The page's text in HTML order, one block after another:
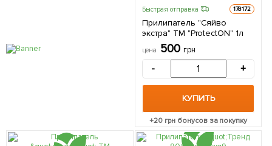
Быстрая отправка 178172
Прилипатель "Сяйво
экстра" ТМ "ProtectON" 1л
цена 500 грн
- +
КУПИТЬ
+20грн бонусов за покупку